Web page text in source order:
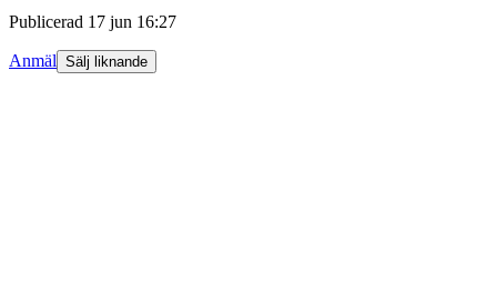
Publicerad 17 jun 16:27
Anmäl Sälj liknande